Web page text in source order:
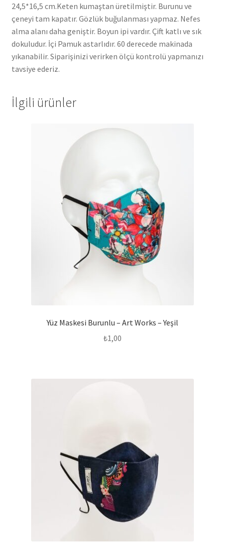
24,5*16,5 cm.Keten kumaştan üretilmiştir. Burunu ve
çeneyi tam kapatır. Gözlük buğulanması yapmaz. Nefes
alma alanı daha geniştir. Boyun ipi vardır. Çift katlı ve sık
dokuludur. İçi Pamuk astarlıdır. 60 derecede makinada
yıkanabilir. Siparişinizi verirken ölçü kontrolü yapmanızı
tavsiye ederiz.
İlgili ürünler
Yüz Maskesi Burunlu – Art Works – Yeşil
₺1,00